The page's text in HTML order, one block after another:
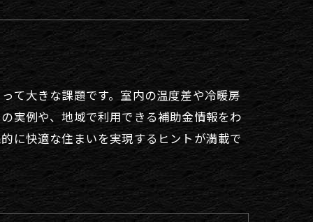
て大きな課題です。室内の温度差や冷暖房
実例や、地域で利用できる補助金情報をわ
に快適な住まいを実現するヒントが満載で